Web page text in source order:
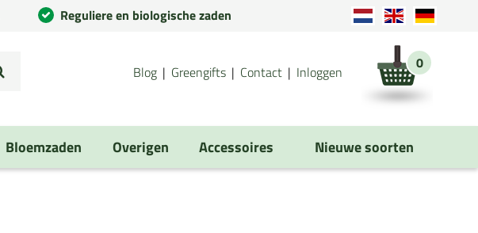
Reguliere en biologische zaden
Blog Greengifts Contact Inloggen 0
Bloemzaden Overigen Accessoires Nieuwe soorten